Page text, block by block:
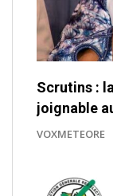
Scrutins :
joignable
VOXMETEORE